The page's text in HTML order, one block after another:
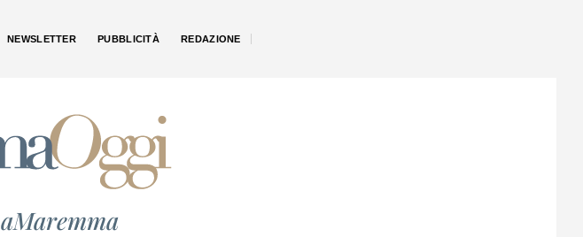
NEWSLETTER PUBBLICITÀ REDAZIONE